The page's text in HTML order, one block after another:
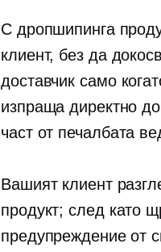
С дропшипинга
клиент, без да
доставчик само
изпраща директно
част от печалбата
Вашият клиент
продукт; след като
предупреждение от